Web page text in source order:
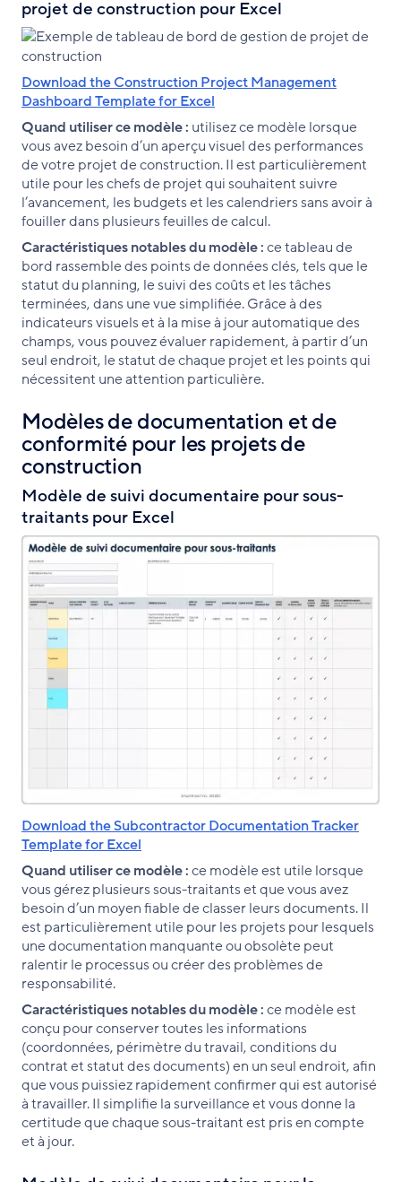
projet de construction pour Excel
Download the Construction Project Management
Dashboard Template for Excel
Quand utiliser ce modèle : utilisez ce modèle lorsque
vous avez besoin d’un aperçu visuel des performances
de votre projet de construction. Il est particulièrement
utile pour les chefs de projet qui souhaitent suivre
l’avancement, les budgets et les calendriers sans avoir à
fouiller dans plusieurs feuilles de calcul.
Caractéristiques notables du modèle :ce tableau de
bord rassemble des points de données clés, tels que le
statut du planning, le suivi des coûts et les tâches
terminées, dans une vue simplifiée. Grâce à des
indicateurs visuels et à la mise à jour automatique des
champs, vous pouvez évaluer rapidement, à partir d’un
seul endroit, le statut de chaque projet et les points qui
nécessitent une attention particulière.
Modèles de documentation et de
conformité pour les projets de
construction
Modèle de suivi documentaire pour sous-
traitants pour Excel
Download the Subcontractor Documentation Tracker
Template for Excel
Quand utiliser ce modèle :ce modèle est utile lorsque
vous gérez plusieurs sous-traitants et que vous avez
besoin d’un moyen fiable de classer leurs documents. Il
est particulièrement utile pour les projets pour lesquels
une documentation manquante ou obsolète peut
ralentir le processus ou créer des problèmes de
responsabilité.
Caractéristiques notables du modèle :ce modèle est
conçu pour conserver toutes les informations
(coordonnées, périmètre du travail, conditions du
contrat et statut des documents) en un seul endroit, afin
que vous puissiez rapidement confirmer qui est autorisé
à travailler. Il simplifie la surveillance et vous donne la
certitude que chaque sous-traitant est pris en compte
et à jour.